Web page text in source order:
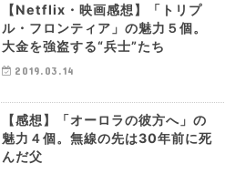
【Netflix・映画感想】「トリプ
ル・フロンティア」の魅力５個。
大金を強盗する“兵士”たち
2019.03.14
【感想】「オーロラの彼方へ」の
魅力４個。無線の先は30年前に死
んだ父